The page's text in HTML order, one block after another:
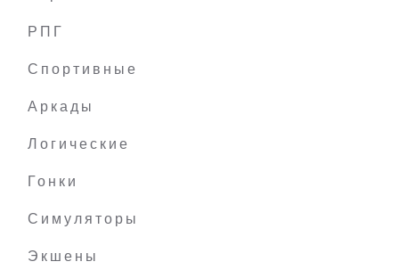
РПГ
Спортивные
Аркады
Логические
Гонки
Симуляторы
Экшены